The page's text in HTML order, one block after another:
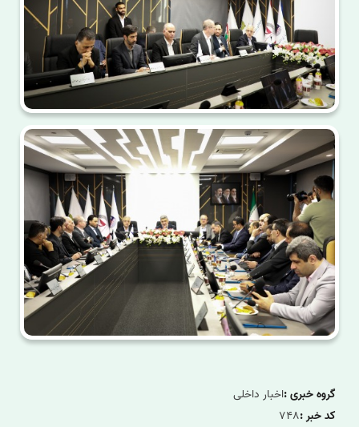
گروه خبری :اخبار داخلی
کد خبر :748